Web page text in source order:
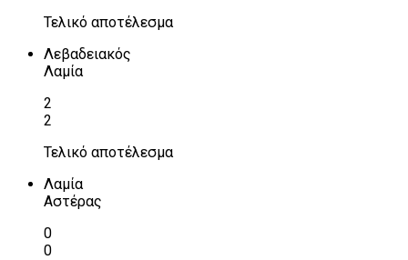
Τελικό αποτέλεσμα
Λεβαδειακός
Λαμία
2
2
Τελικό αποτέλεσμα
Λαμία
Αστέρας
0
0